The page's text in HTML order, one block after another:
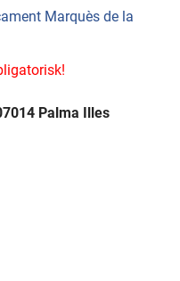
Marquès de la
Palma Illes